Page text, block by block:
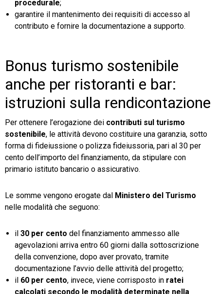
procedurale;
garantire il mantenimento dei requisiti di accesso al
contributo e fornire la documentazione a supporto.
Bonus turismo sostenibile
anche per ristoranti e bar:
istruzioni sulla rendicontazione
Per ottenere l’erogazione dei contributi sul turismo
sostenibile, le attività devono costituire una garanzia, sotto
forma di fideiussione o polizza fideiussoria, pari al 30 per
cento dell’importo del finanziamento, da stipulare con
primario istituto bancario o assicurativo.
Le somme vengono erogate dal Ministero del Turismo
nelle modalità che seguono:
il 30 per cento del finanziamento ammesso alle
agevolazioni arriva entro 60 giorni dalla sottoscrizione
della convenzione, dopo aver provato, tramite
documentazione l’avvio delle attività del progetto;
il 60 per cento, invece, viene corrisposto in ratei
calcolati secondo le modalità determinate nella